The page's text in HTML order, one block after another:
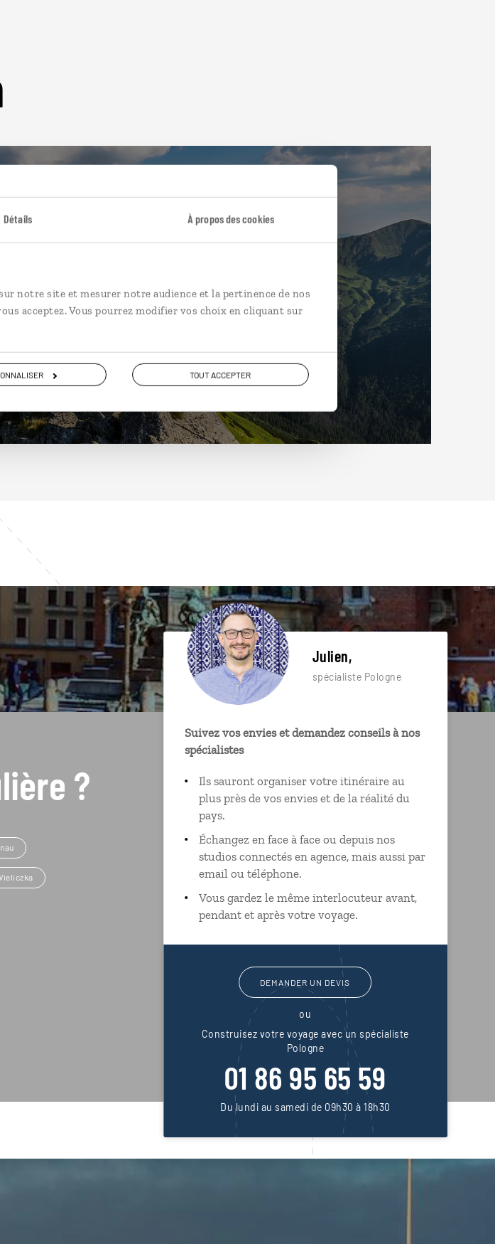
Détails À propos des cookies
notre site et mesurer notre audience et la pertinence de nos
acceptez. Vous pourrez modifier vos choix en cliquant sur
TOUT ACCEPTER
de voyage
?
Julien,
spécialiste Pologne
Suivez vos envies et demandez conseils à nos
spécialistes
Ils sauront organiser votre itinéraire au
plus près de vos envies et de la réalité du
pays.
Échangez en face à face ou depuis nos
studios connectés en agence, mais aussi par
email ou téléphone.
Vous gardez le même interlocuteur avant,
pendant et après votre voyage.
DEMANDER UN DEVIS
ou
Construisez votre voyage avec un spécialiste
Pologne
01 86 95 65 59
Du lundi au samedi de 09h30 à 18h30